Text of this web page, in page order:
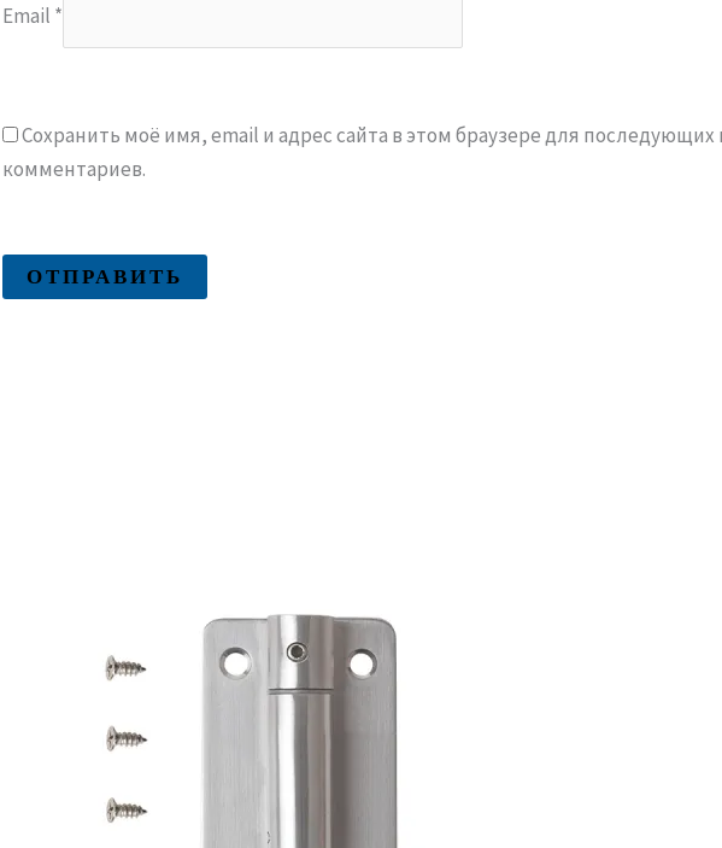
Email *
Сохранить моё имя, email и адрес сайта в этом браузере для последующих
комментариев.